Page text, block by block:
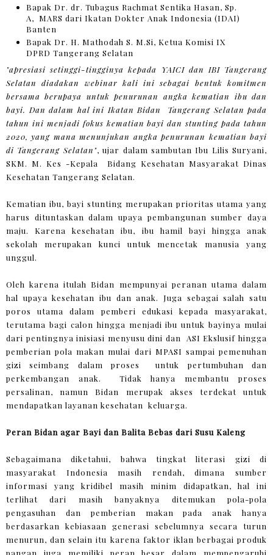
Bapak Dr. dr. Tubagus Rachmat Sentika Hasan, Sp.
A, MARS dari Ikatan Dokter Anak Indonesia (IDAI)
Banten
Bapak Dr. H. Mathodah S. M.Si, Ketua Komisi IX
DPRD Tangerang Selatan
"apresiasi setinggi-tingginya kepada YAICI dan IBI Tangerang
Selatan diadakan webinar kali ini sebagai bentuk komitmen
bersama berupaya untuk penurunan angka kematian ibu dan
bayi. Dan dalam hal ini Ikatan Bidan Tangerang Selatan pada
tahun ini menjadi fokus kematian bayi dan stunting pada tahun
2020, yang mana menunjukan angka penurunan kematian bayi
di Tangerang Selatan", ujar dalam sambutan Ibu Lilis Suryani,
SKM. M. Kes -Kepala Bidang Kesehatan Masyarakat Dinas
Kesehatan Tangerang Selatan.
Kematian ibu, bayi stunting merupakan prioritas utama yang
harus dituntaskan dalam upaya pembangunan sumber daya
maju. Karena kesehatan ibu, ibu hamil bayi hingga anak
sekolah merupakan kunci untuk mencetak manusia yang
unggul.
Oleh karena itulah Bidan mempunyai peranan utama dalam
hal upaya kesehatan ibu dan anak. Juga sebagai salah satu
poros utama dalam pemberi edukasi kepada masyarakat,
terutama bagi calon hingga menjadi ibu untuk bayinya mulai
dari pentingnya inisiasi menyusu dini dan ASI Ekslusif hingga
pemberian pola makan mulai dari MPASI sampai pemenuhan
gizi seimbang dalam proses untuk pertumbuhan dan
perkembangan anak. Tidak hanya membantu proses
persalinan, namun Bidan merupak akses terdekat untuk
mendapatkan layanan kesehatan keluarga.
Peran Bidan agar Bayi dan Balita Bebas dari Susu Kaleng
Sebagaimana diketahui, bahwa tingkat literasi gizi di
masyarakat Indonesia masih rendah, dimana sumber
informasi yang kridibel masih minim didapatkan, hal ini
terlihat dari masih banyaknya ditemukan pola-pola
pengasuhan dan pemberian makan pada anak hanya
berdasarkan kebiasaan generasi sebelumnya secara turun
menurun, dan selain itu karena faktor iklan berbagai produk
pangan juga memiliki peran besar dalam mempengaruhi